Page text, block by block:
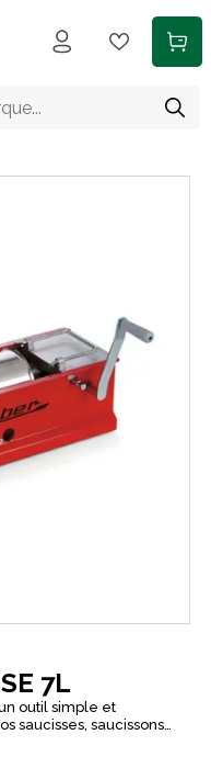
7L
outil simple et
saucisses, saucissons